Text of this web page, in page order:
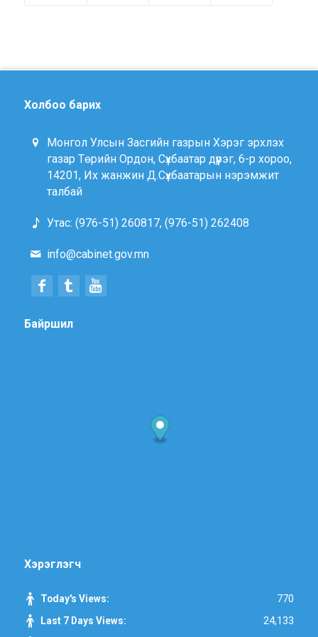
Холбоо барих
Монгол Улсын Засгийн газрын Хэрэг эрхлэх
газар Төрийн Ордон, Сүхбаатар дүүрэг, 6-р хороо,
14201, Их жанжин Д.Сүхбаатарын нэрэмжит
талбай
Утас: (976-51) 260817, (976-51) 262408
info@cabinet.gov.mn
Байршил
Хэрэглэгч
Today's Views: 770
Last 7 Days Views: 24,133